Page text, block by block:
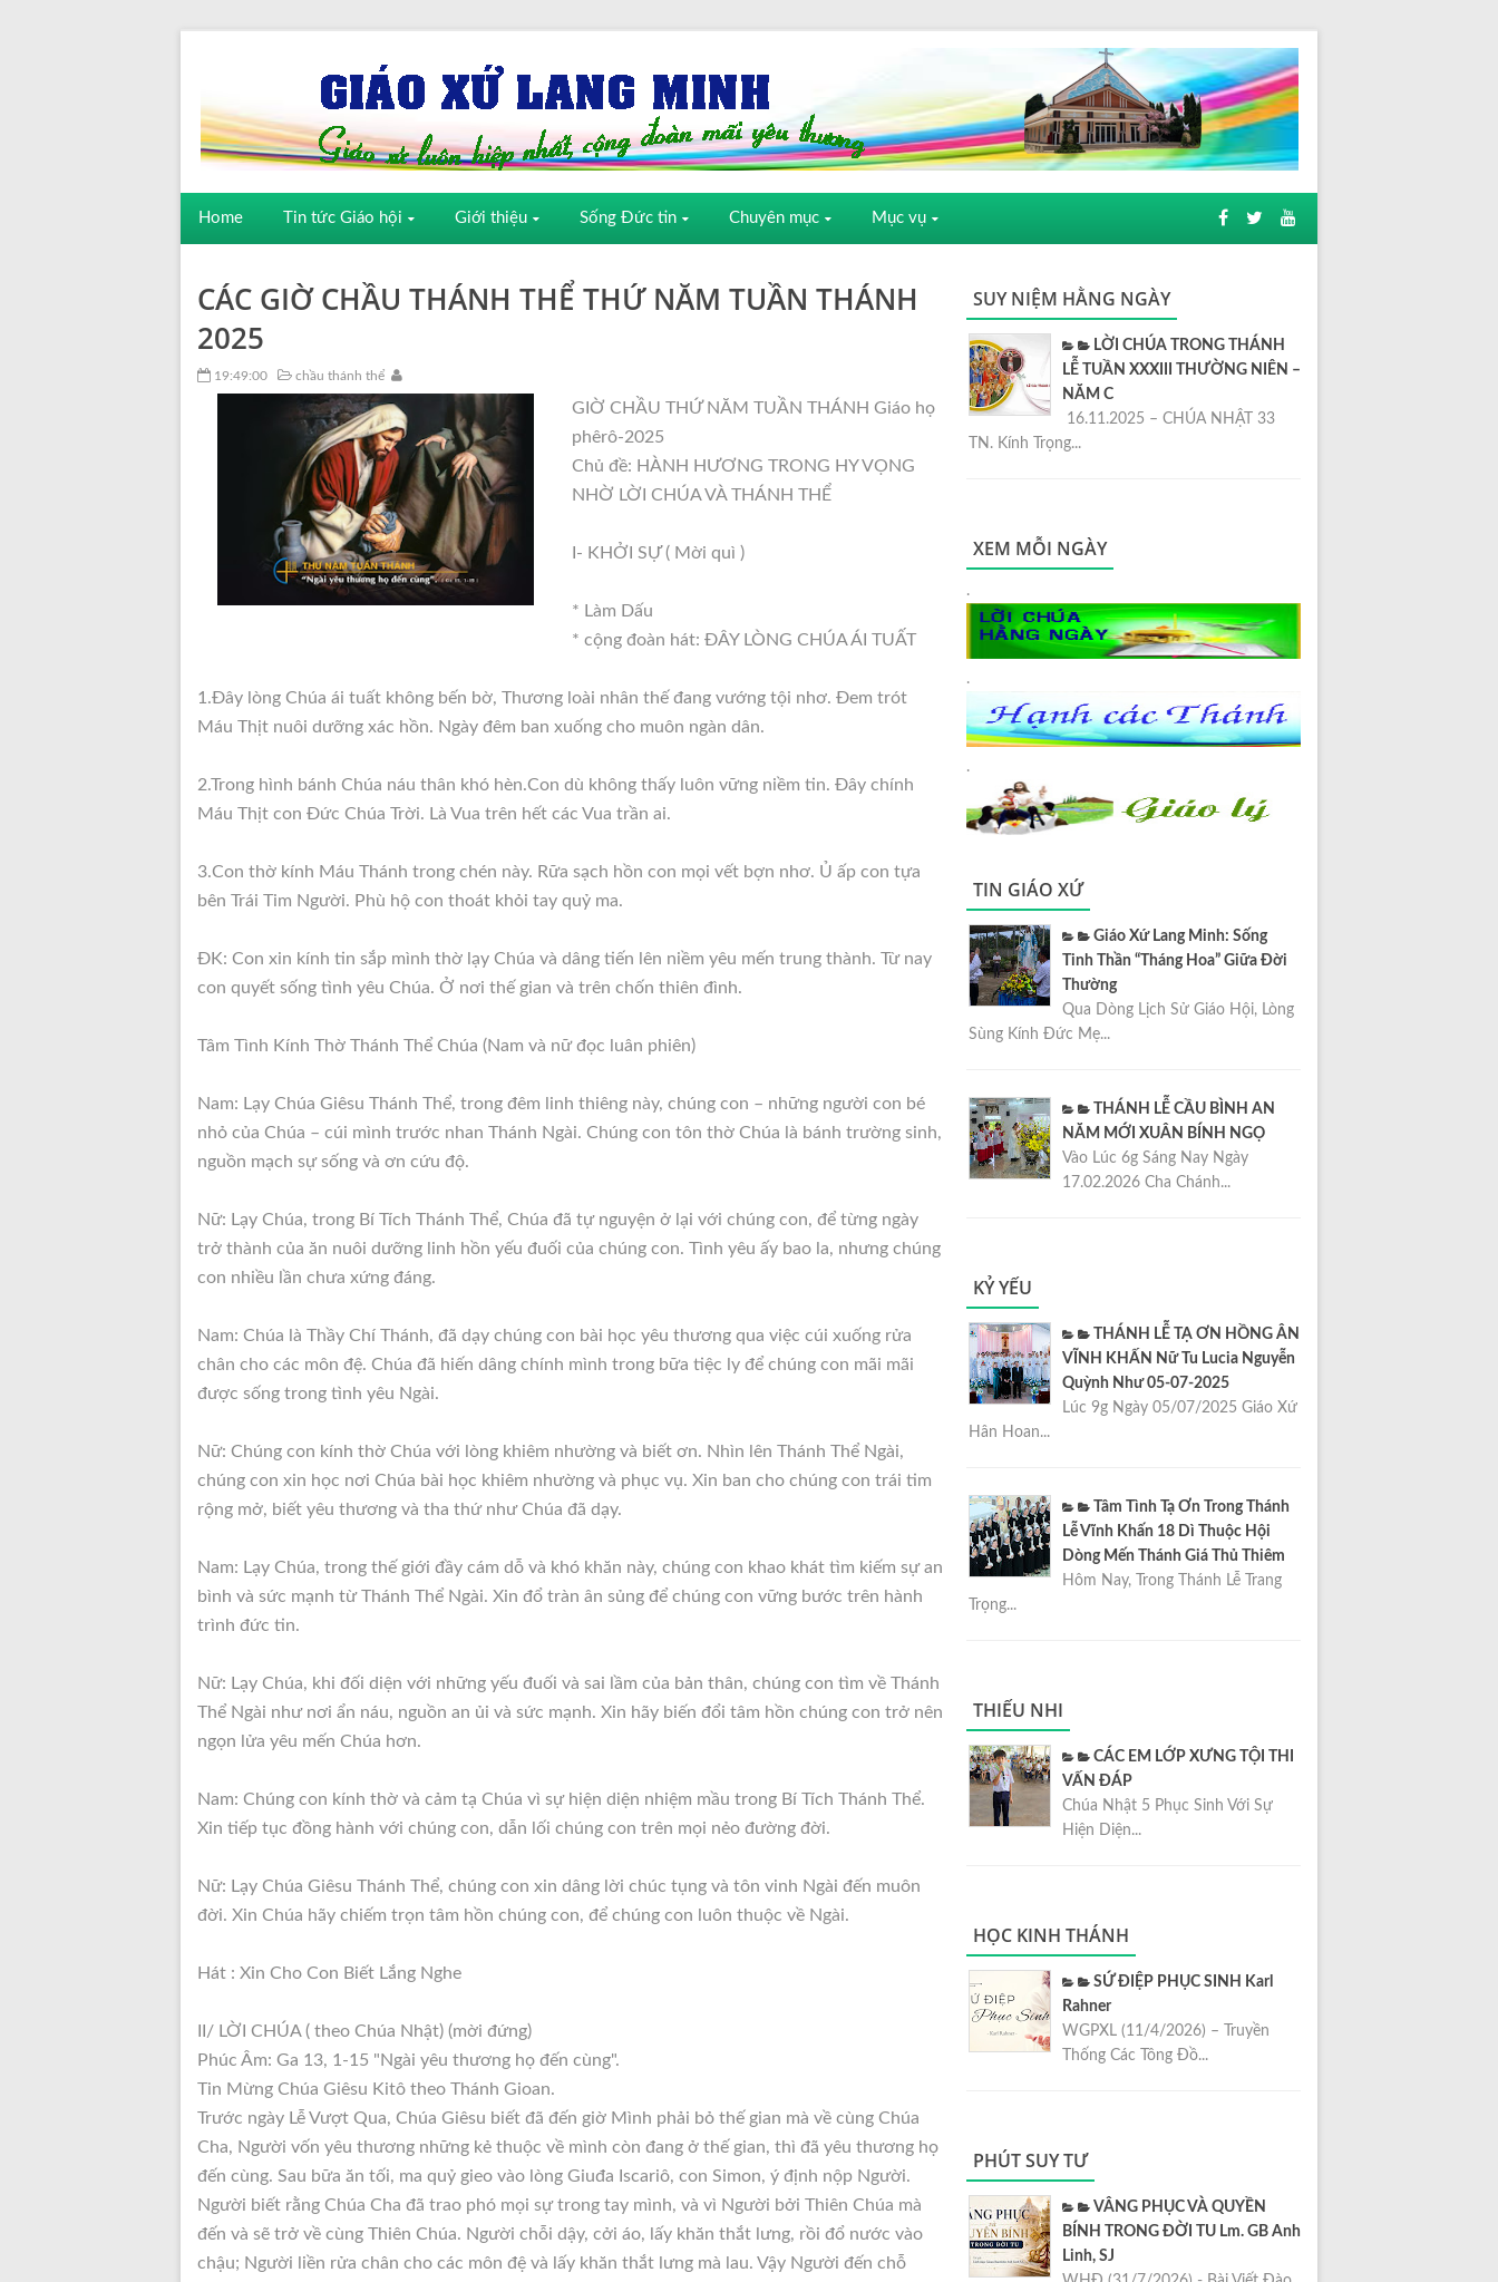
Home Tin tức Giáo hội Giới thiệu Sống Đức tin Chuyên mục Mục vụ
CÁC GIỜ CHẦU THÁNH THỂ THỨ NĂM TUẦN THÁNH
2025
19:49:00 chầu thánh thể
GIỜ CHẦU THỨ NĂM TUẦN THÁNH Giáo họ
phêrô-2025
Chủ đề: HÀNH HƯƠNG TRONG HY VỌNG
NHỜ LỜI CHÚA VÀ THÁNH THỂ
I- KHỞI SỰ ( Mời quì )
* Làm Dấu
* cộng đoàn hát: ĐÂY LÒNG CHÚA ÁI TUẤT
1.Đây lòng Chúa ái tuất không bến bờ, Thương loài nhân thế đang vướng tội nhơ. Đem trót
Máu Thịt nuôi dưỡng xác hồn. Ngày đêm ban xuống cho muôn ngàn dân.
2.Trong hình bánh Chúa náu thân khó hèn.Con dù không thấy luôn vững niềm tin. Đây chính
Máu Thịt con Đức Chúa Trời. Là Vua trên hết các Vua trần ai.
3.Con thờ kính Máu Thánh trong chén này. Rữa sạch hồn con mọi vết bợn nhơ. Ủ ấp con tựa
bên Trái Tim Người. Phù hộ con thoát khỏi tay quỷ ma.
ĐK: Con xin kính tin sắp mình thờ lạy Chúa và dâng tiến lên niềm yêu mến trung thành. Từ nay
con quyết sống tình yêu Chúa. Ở nơi thế gian và trên chốn thiên đình.
Tâm Tình Kính Thờ Thánh Thể Chúa (Nam và nữ đọc luân phiên)
Nam: Lạy Chúa Giêsu Thánh Thể, trong đêm linh thiêng này, chúng con – những người con bé
nhỏ của Chúa – cúi mình trước nhan Thánh Ngài. Chúng con tôn thờ Chúa là bánh trường sinh,
nguồn mạch sự sống và ơn cứu độ.
Nữ: Lạy Chúa, trong Bí Tích Thánh Thể, Chúa đã tự nguyện ở lại với chúng con, để từng ngày
trở thành của ăn nuôi dưỡng linh hồn yếu đuối của chúng con. Tình yêu ấy bao la, nhưng chúng
con nhiều lần chưa xứng đáng.
Nam: Chúa là Thầy Chí Thánh, đã dạy chúng con bài học yêu thương qua việc cúi xuống rửa
chân cho các môn đệ. Chúa đã hiến dâng chính mình trong bữa tiệc ly để chúng con mãi mãi
được sống trong tình yêu Ngài.
Nữ: Chúng con kính thờ Chúa với lòng khiêm nhường và biết ơn. Nhìn lên Thánh Thể Ngài,
chúng con xin học nơi Chúa bài học khiêm nhường và phục vụ. Xin ban cho chúng con trái tim
rộng mở, biết yêu thương và tha thứ như Chúa đã dạy.
Nam: Lạy Chúa, trong thế giới đầy cám dỗ và khó khăn này, chúng con khao khát tìm kiếm sự an
bình và sức mạnh từ Thánh Thể Ngài. Xin đổ tràn ân sủng để chúng con vững bước trên hành
trình đức tin.
Nữ: Lạy Chúa, khi đối diện với những yếu đuối và sai lầm của bản thân, chúng con tìm về Thánh
Thể Ngài như nơi ẩn náu, nguồn an ủi và sức mạnh. Xin hãy biến đổi tâm hồn chúng con trở nên
ngọn lửa yêu mến Chúa hơn.
Nam: Chúng con kính thờ và cảm tạ Chúa vì sự hiện diện nhiệm mầu trong Bí Tích Thánh Thể.
Xin tiếp tục đồng hành với chúng con, dẫn lối chúng con trên mọi nẻo đường đời.
Nữ: Lạy Chúa Giêsu Thánh Thể, chúng con xin dâng lời chúc tụng và tôn vinh Ngài đến muôn
đời. Xin Chúa hãy chiếm trọn tâm hồn chúng con, để chúng con luôn thuộc về Ngài.
Hát : Xin Cho Con Biết Lắng Nghe
II/ LỜI CHÚA ( theo Chúa Nhật) (mời đứng)
Phúc Âm: Ga 13, 1-15 "Ngài yêu thương họ đến cùng".
Tin Mừng Chúa Giêsu Kitô theo Thánh Gioan.
Trước ngày Lễ Vượt Qua, Chúa Giêsu biết đã đến giờ Mình phải bỏ thế gian mà về cùng Chúa
Cha, Người vốn yêu thương những kẻ thuộc về mình còn đang ở thế gian, thì đã yêu thương họ
đến cùng. Sau bữa ăn tối, ma quỷ gieo vào lòng Giuđa Iscariô, con Simon, ý định nộp Người.
Người biết rằng Chúa Cha đã trao phó mọi sự trong tay mình, và vì Người bởi Thiên Chúa mà
đến và sẽ trở về cùng Thiên Chúa. Người chỗi dậy, cởi áo, lấy khăn thắt lưng, rồi đổ nước vào
chậu; Người liền rửa chân cho các môn đệ và lấy khăn thắt lưng mà lau. Vậy Người đến chỗ
SUY NIỆM HẰNG NGÀY
LỜI CHÚA TRONG THÁNH
LỄ TUẦN XXXIII THƯỜNG NIÊN –
NĂM C
16.11.2025 – CHÚA NHẬT 33
TN. Kính Trọng...
XEM MỖI NGÀY
.
.
.
TIN GIÁO XỨ
Giáo Xứ Lang Minh: Sống
Tinh Thần “Tháng Hoa” Giữa Đời
Thường
Qua Dòng Lịch Sử Giáo Hội, Lòng
Sùng Kính Đức Mẹ...
THÁNH LỄ CẦU BÌNH AN
NĂM MỚI XUÂN BÍNH NGỌ
Vào Lúc 6g Sáng Nay Ngày
17.02.2026 Cha Chánh...
KỶ YẾU
THÁNH LỄ TẠ ƠN HỒNG ÂN
VĨNH KHẤN Nữ Tu Lucia Nguyễn
Quỳnh Như 05-07-2025
Lúc 9g Ngày 05/07/2025 Giáo Xứ
Hân Hoan...
Tâm Tình Tạ Ơn Trong Thánh
Lễ Vĩnh Khấn 18 Dì Thuộc Hội
Dòng Mến Thánh Giá Thủ Thiêm
Hôm Nay, Trong Thánh Lễ Trang
Trọng...
THIẾU NHI
CÁC EM LỚP XƯNG TỘI THI
VẤN ĐÁP
Chúa Nhật 5 Phục Sinh Với Sự
Hiện Diện...
HỌC KINH THÁNH
SỨ ĐIỆP PHỤC SINH Karl
Rahner
WGPXL (11/4/2026) – Truyền
Thống Các Tông Đồ...
PHÚT SUY TƯ
VÂNG PHỤC VÀ QUYỀN
BÍNH TRONG ĐỜI TU Lm. GB Anh
Linh, SJ